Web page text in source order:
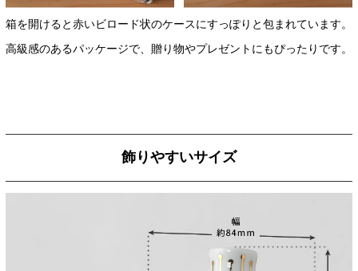
箱を開けると赤いビロード状のケースにすっぽりと包まれています。
高級感のあるパッケージで、贈り物やプレゼントにもぴったりです。
飾りやすいサイズ